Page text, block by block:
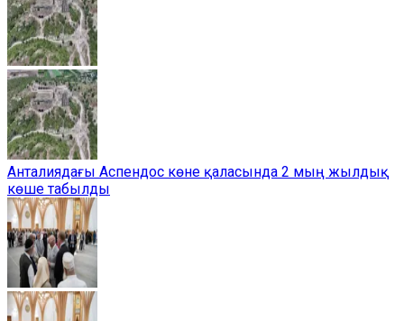
Анталиядағы Аспендос көне қаласында 2 мың жылдық
көше табылды